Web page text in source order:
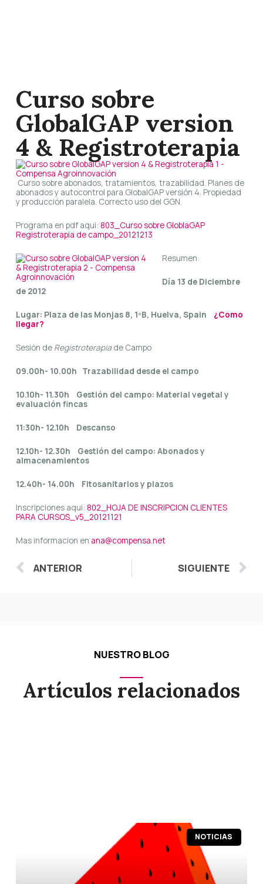
Curso sobre
GlobalGAP version
4 & Registroterapia
Curso sobre abonados, tratamientos, trazabilidad. Planes de
abonados y autocontrol para GlobalGAP versión 4. Propiedad
y producción paralela. Correcto uso del GGN.
Programa en pdf aqui: 803_Curso sobre GloblaGAP
Registroterapia de campo_20121213
Resumen:
Día 13 de Diciembre
de 2012
Lugar: Plaza de las Monjas 8, 1ºB, Huelva, Spain
¿Como
llegar?
Sesión de Registroterapia de Campo
09.00h- 10.00h Trazabilidad desde el campo
10.10h- 11.30h Gestión del campo: Material vegetal y
evaluación fincas
11:30h- 12.10h Descanso
12.10h- 12.30h Gestión del campo: Abonados y
almacenamientos
12.40h- 14.00h Fitosanitarios y plazos
Inscripciones aqui: 802_HOJA DE INSCRIPCION CLIENTES
PARA CURSOS_v5_20121121
Mas informacion en ana@compensa.net
Ant
ANTERIOR SIGUIENTE
NUESTRO BLOG
Artículos relacionados
NOTICIAS
Página
PáginaPáginaPáginaPágina